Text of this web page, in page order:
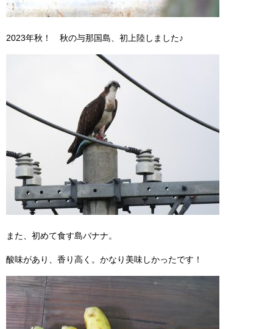
2023年秋！ 秋の与那国島、初上陸しました♪
また、初めて食す島バナナ。
酸味があり、香り高く。かなり美味しかったです！